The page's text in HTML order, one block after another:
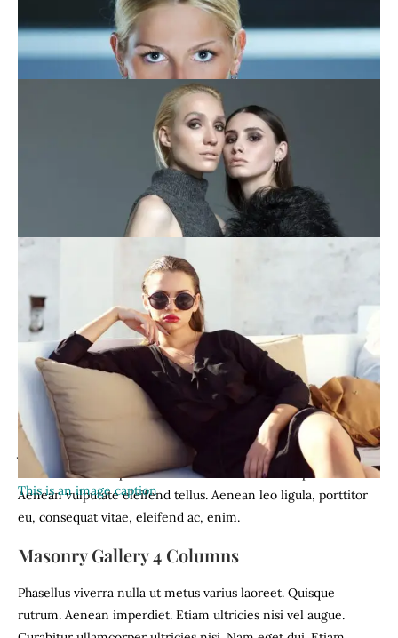
This is an image caption
This is an image caption
This is an image caption
This is an image caption
Donec pede justo, fringilla vel, aliquet nec, vulputate eget,
arcu. In enim justo, rhoncus ut, imperdiet a, venenatis vitae,
justo. Nullam dictum felis eu pede mollis pretium. Integer
tincidunt. Cras dapibus. Vivamus elementum semper nisi.
Aenean vulputate eleifend tellus. Aenean leo ligula, porttitor
eu, consequat vitae, eleifend ac, enim.
Masonry Gallery 4 Columns
Phasellus viverra nulla ut metus varius laoreet. Quisque
rutrum. Aenean imperdiet. Etiam ultricies nisi vel augue.